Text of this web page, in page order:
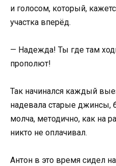
и голосом, который,
участка вперёд.
— Надежда! Ты где там
прополют!
Так начинался каждый
надевала старые джинсы,
молча, методично, как на
никто не оплачивал.
Антон в это время сидел